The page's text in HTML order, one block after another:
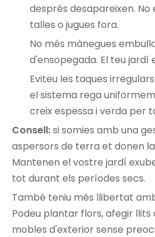
després desapareixen. No
talles o jugues fora.
No més mànegues
d'ensopegada. El teu jardí
Eviteu les taques
el sistema rega
creix espessa i verda per
Consell:si somies amb una
aspersors de terra et donen
Mantenen el vostre jardí
tot durant els períodes secs.
També teniu més llibertat
Podeu plantar flors, afegir llits
mobles d'exterior sense